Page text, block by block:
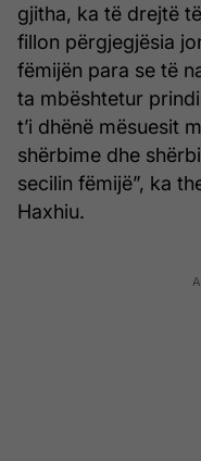
gjitha, ka të drejtë
fillon përgjegjësia
fëmijën para se të
ta mbështetur
t’i dhënë mësuesit
shërbime dhe
secilin fëmijë”, ka
Haxhiu.